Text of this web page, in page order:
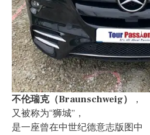
不伦瑞克（Braunschweig）
，
又被称为“狮城”，
是一座曾在中世纪德意志版图中